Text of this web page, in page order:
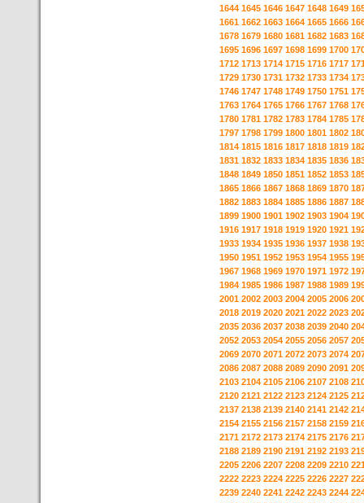
1644 1645 1646 1647 1648 1649
1661 1662 1663 1664 1665 1666
1678 1679 1680 1681 1682 1683
1695 1696 1697 1698 1699 1700
1712 1713 1714 1715 1716 1717
1729 1730 1731 1732 1733 1734
1746 1747 1748 1749 1750 1751
1763 1764 1765 1766 1767 1768
1780 1781 1782 1783 1784 1785
1797 1798 1799 1800 1801 1802
1814 1815 1816 1817 1818 1819
1831 1832 1833 1834 1835 1836
1848 1849 1850 1851 1852 1853
1865 1866 1867 1868 1869 1870
1882 1883 1884 1885 1886 1887
1899 1900 1901 1902 1903 1904
1916 1917 1918 1919 1920 1921
1933 1934 1935 1936 1937 1938
1950 1951 1952 1953 1954 1955
1967 1968 1969 1970 1971 1972
1984 1985 1986 1987 1988 1989
2001 2002 2003 2004 2005 2006
2018 2019 2020 2021 2022 2023
2035 2036 2037 2038 2039 2040
2052 2053 2054 2055 2056 2057
2069 2070 2071 2072 2073 2074
2086 2087 2088 2089 2090 2091
2103 2104 2105 2106 2107 2108
2120 2121 2122 2123 2124 2125
2137 2138 2139 2140 2141 2142
2154 2155 2156 2157 2158 2159
2171 2172 2173 2174 2175 2176
2188 2189 2190 2191 2192 2193
2205 2206 2207 2208 2209 2210
2222 2223 2224 2225 2226 2227
2239 2240 2241 2242 2243 2244